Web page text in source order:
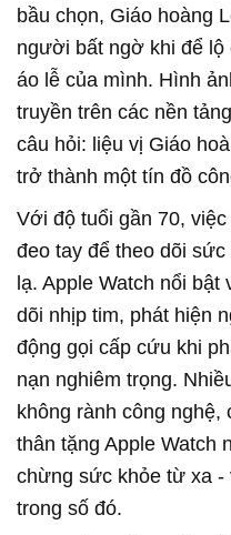
bầu chọn, Giáo hoàng
người bất ngờ khi để lộ
áo lễ của mình. Hình
truyền trên các nền
câu hỏi: liệu vị Giáo
trở thành một tín đồ
Với độ tuổi gần 70,
đeo tay để theo dõi
lạ. Apple Watch nổi
dõi nhịp tim, phát hiện
động gọi cấp cứu khi
nạn nghiêm trọng.
không rành công
thân tặng Apple Watch
chừng sức khỏe từ xa -
trong số đó.